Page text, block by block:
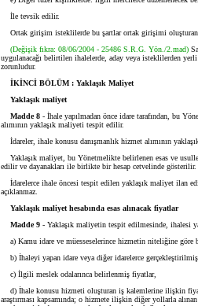
İle tevsik edilir.
Ortak girişim isteklilerde bu şartlar ortak girişimi oluşturan
(Değişik fıkra: 08/06/2004 - 25486 S.R.G. Yön./2.mad)
uygulanacağı belirtilen ihalelerde, aday veya isteklilerden
zorunludur.
İKİNCİ BÖLÜM : Yaklaşık Maliyet
Yaklaşık maliyet
Madde 8 - İhale yapılmadan önce idare tarafından, bu
alımının yaklaşık maliyeti tespit edilir.
İdareler, ihale konusu danışmanlık hizmet alımının
Yaklaşık maliyet, bu Yönetmelikte belirlenen esas ve
edilir ve dayanakları ile birlikte bir hesap cetvelinde gösterilir.
İdarelerce ihale öncesi tespit edilen yaklaşık maliyet ilan
açıklanmaz.
Yaklaşık maliyet hesabında esas alınacak fiyatlar
Madde 9 - Yaklaşık maliyetin tespit edilmesinde, ihalesi
a) Kamu idare ve müesseselerince hizmetin niteliğine göre
b) İhaleyi yapan idare veya diğer idarelerce
c) İlgili meslek odalarınca belirlenmiş fiyatlar,
d) İhale konusu hizmeti oluşturan iş kalemlerine ilişkin
araştırması kapsamında; o hizmete ilişkin diğer yollarla